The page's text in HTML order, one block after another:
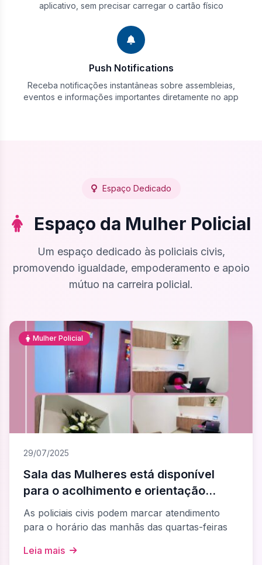
aplicativo, sem precisar carregar o cartão físico
Push Notifications
Receba notificações instantâneas sobre assembleias,
eventos e informações importantes diretamente no app
Espaço Dedicado
Espaço da Mulher Policial
Um espaço dedicado às policiais civis,
promovendo igualdade, empoderamento e apoio
mútuo na carreira policial.
Mulher Policial
29/07/2025
Sala das Mulheres está disponível
para o acolhimento e orientação
sobre direitos das policiais
As policiais civis podem marcar atendimento
para o horário das manhãs das quartas-feiras
Leia mais